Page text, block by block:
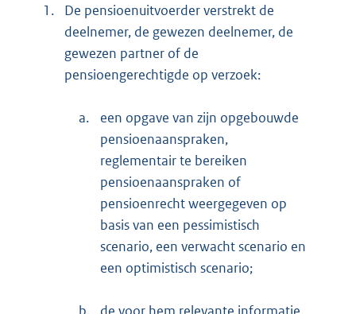
1.
De pensioenuitvoerder verstrekt de
deelnemer, de gewezen deelnemer, de
gewezen partner of de
pensioengerechtigde op verzoek:
a.
een opgave van zijn opgebouwde
pensioenaanspraken,
reglementair te bereiken
pensioenaanspraken of
pensioenrecht weergegeven op
basis van een pessimistisch
scenario, een verwacht scenario en
een optimistisch scenario;